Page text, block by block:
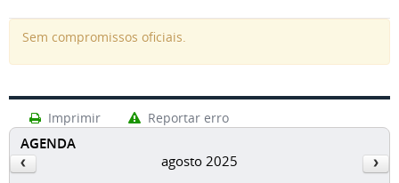
Sem compromissos oficiais.
Imprimir Reportar erro
AGENDA
agosto 2025